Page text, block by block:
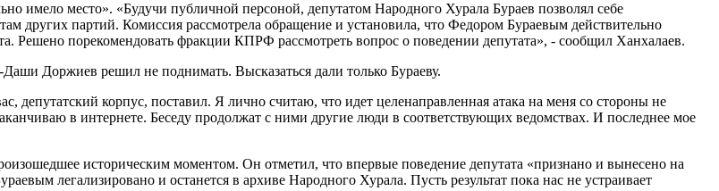
имело место». «Будучи публичной персоной, депутатом Народного Хурала Бураев позволял себе
других партий. Комиссия рассмотрела обращение и установила, что Федором Бураевым действительно
Решено порекомендовать фракции КПРФ рассмотреть вопрос о поведении депутата», - сообщил Ханхалаев.
Доржиев решил не поднимать. Высказаться дали только Бураеву.
депутатский корпус, поставил. Я лично считаю, что идет целенаправленная атака на меня со стороны не
в интернете. Беседу продолжат с ними другие люди в соответствующих ведомствах. И последнее мое
историческим моментом. Он отметил, что впервые поведение депутата «признано и вынесено на
легализировано и останется в архиве Народного Хурала. Пусть результат пока нас не устраивает